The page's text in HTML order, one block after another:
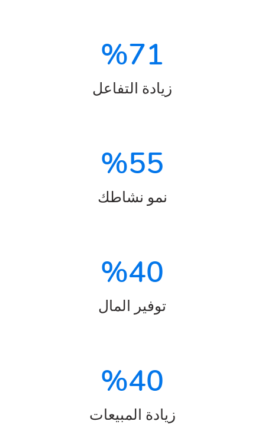
71
%
زيادة التفاعل
55
%
نمو نشاطك
40
%
توفير المال
40
%
زيادة المبيعات